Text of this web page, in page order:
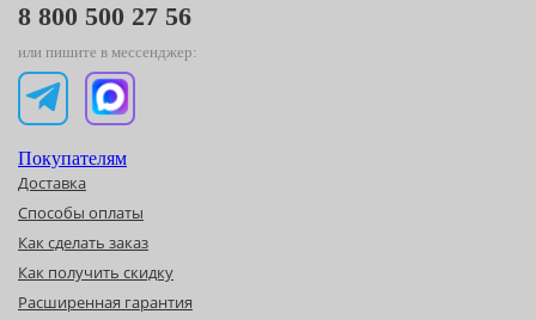
8 800 500 27 56
или пишите в мессенджер:
Покупателям
Доставка
Способы оплаты
Как сделать заказ
Как получить скидку
Расширенная гарантия